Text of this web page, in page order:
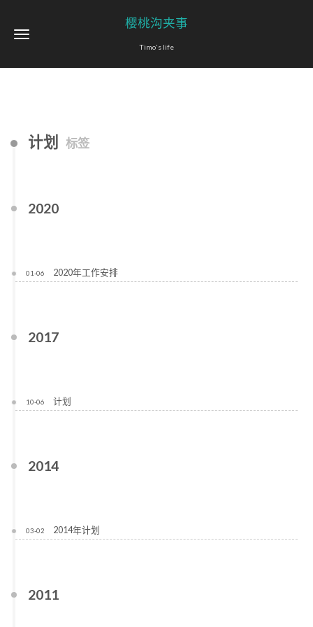
樱桃沟夹事
Timo's life
计划 标签
2020
01-06 2020年工作安排
2017
10-06 计划
2014
03-02 2014年计划
2011